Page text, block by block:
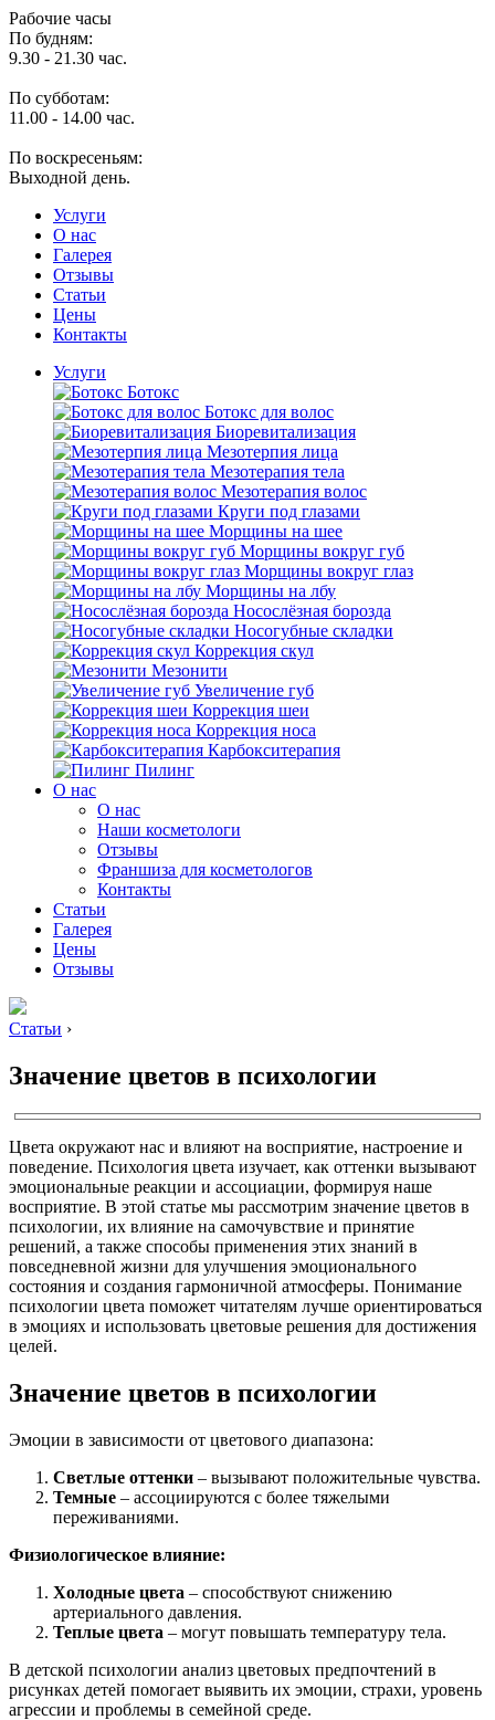
Рабочие часы
По будням:
9.30 - 21.30 час.
По субботам:
11.00 - 14.00 час.
По воскресеньям:
Выходной день.
Услуги
O нас
Галерея
Отзывы
Статьи
Цены
Контакты
Услуги
Ботокс
Ботокс для волос
Биоревитализация
Мезотерпия лица
Мезотерапия тела
Мезотерапия волос
Круги под глазами
Морщины на шее
Морщины вокруг губ
Морщины вокруг глаз
Морщины на лбу
Носослёзная борозда
Носогубные складки
Коррекция скул
Мезонити
Увеличение губ
Коррекция шеи
Коррекция носа
Карбокситерапия
Пилинг
O нас
O нас
Наши косметологи
Отзывы
Франшиза для косметологов
Контакты
Статьи
Галерея
Цены
Отзывы
Статьи ›
Значение цветов в психологии
Цвета окружают нас и влияют на восприятие, настроение и
поведение. Психология цвета изучает, как оттенки вызывают
эмоциональные реакции и ассоциации, формируя наше
восприятие. В этой статье мы рассмотрим значение цветов в
психологии, их влияние на самочувствие и принятие
решений, а также способы применения этих знаний в
повседневной жизни для улучшения эмоционального
состояния и создания гармоничной атмосферы. Понимание
психологии цвета поможет читателям лучше ориентироваться
в эмоциях и использовать цветовые решения для достижения
целей.
Значение цветов в психологии
Эмоции в зависимости от цветового диапазона:
Светлые оттенки – вызывают положительные чувства.
Темные – ассоциируются с более тяжелыми
переживаниями.
Физиологическое влияние:
Холодные цвета – способствуют снижению
артериального давления.
Теплые цвета – могут повышать температуру тела.
В детской психологии анализ цветовых предпочтений в
рисунках детей помогает выявить их эмоции, страхи, уровень
агрессии и проблемы в семейной среде.